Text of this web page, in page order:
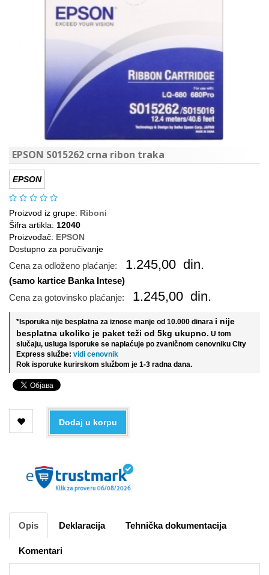
EPSON S015262 crna ribon traka
EPSON
Proizvod iz grupe: Riboni
Šifra artikla: 12040
Proizvođač: EPSON
Dostupno za poručivanje
Cena za odloženo plaćanje: 1.245,00 din.
(samo kartice Banka Intese)
Cena za gotovinsko plaćanje:
1.245,00 din.
*Isporuka nije besplatna za iznose manje od 10.000 dinara i nije
besplatna ukoliko je paket teži od 5kg ukupno. U tom
slučaju, usluga isporuke se naplaćuje po zvaničnom cenovniku City
Express službe: vidi cenovnik
Rok isporuke kurirskom službom je 1-3 radna dana.
Dodaj u korpu
Opis Deklaracija Tehnička dokumentacija
Komentari